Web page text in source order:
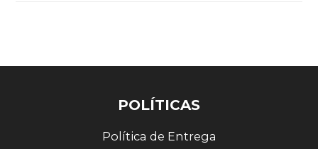
POLÍTICAS
Política de Entrega